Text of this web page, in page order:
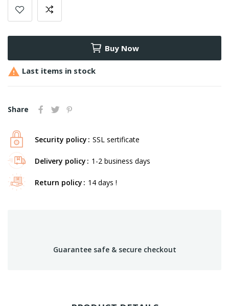
Buy Now
 Last items in stock
Share
Security policy SSL sertificate
Delivery policy 1-2 business days
Return policy 14 days !
Guarantee safe & secure checkout